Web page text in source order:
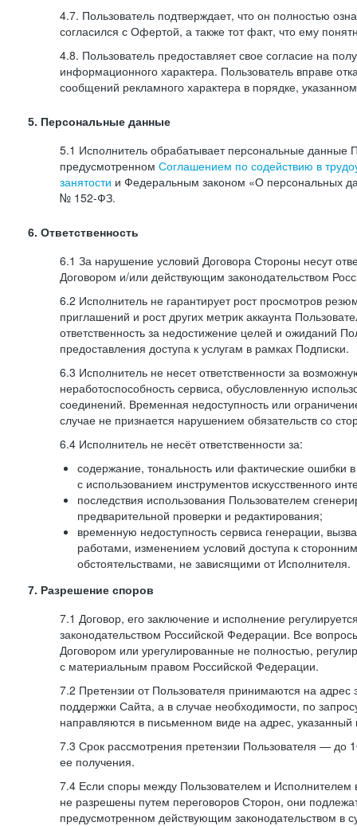
4.7. Пользователь подтверждает, что он полностью
согласился с Офертой, а также тот факт, что ему
4.8. Пользователь предоставляет свое согласие на
информационного характера. Пользователь вправе
сообщений рекламного характера в порядке,
5. Персональные данные
5.1 Исполнитель обрабатывает персональные данные
предусмотренном Соглашением по содействию в
занятости и Федеральным законом «О персональных
№ 152-ФЗ.
6. Ответственность
6.1 За нарушение условий Договора Стороны несут
Договором и/или действующим законодательством
6.2 Исполнитель не гарантирует рост просмотров
приглашений и рост других метрик аккаунта
ответственность за недостижение целей и ожиданий
предоставления доступа к услугам в рамках Подписки.
6.3 Исполнитель не несет ответственности за
неработоспособность сервиса, обусловленную
соединений. Временная недоступность или
случае не признается нарушением обязательств со
6.4 Исполнитель не несёт ответственности за:
содержание, тональность или фактические ошибки
с использованием инструментов искусственного
последствия использования Пользователем
предварительной проверки и редактирования;
временную недоступность сервиса генерации,
работами, изменением условий доступа к
обстоятельствами, не зависящими от Исполнителя.
7. Разрешение споров
7.1 Договор, его заключение и исполнение
законодательством Российской Федерации. Все
Договором или урегулированные не полностью,
с материальным правом Российской Федерации.
7.2 Претензии от Пользователя принимаются на
поддержки Сайта, а в случае необходимости, по
направляются в письменном виде на адрес,
7.3 Срок рассмотрения претензии Пользователя — до
ее получения.
7.4 Если споры между Пользователем и Исполнителем
не разрешены путем переговоров Сторон, они
предусмотренном действующим законодательством в